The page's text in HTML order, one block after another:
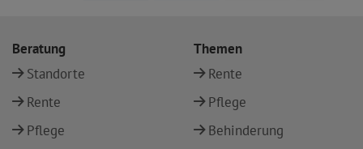
Beratung
Standorte
Rente
Pflege
Themen
Rente
Pflege
Behinderung